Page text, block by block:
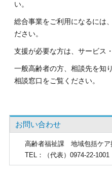
い。
総合事業をご利用になるには
ださい。
支援が必要な方は、サービス
一般高齢者の方、相談先を知
相談窓口をご覧ください。
お問い合わせ
高齢者福祉課
地域包括ケア
TEL ：（代表）0974-22-1001